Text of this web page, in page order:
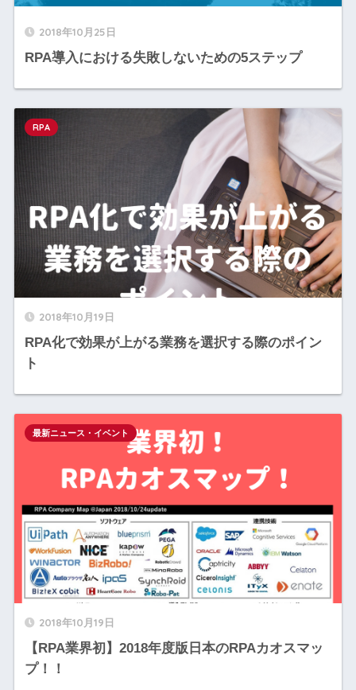
2018年10月25日
RPA導入における失敗しないための5ステップ
2018年10月19日
RPA化で効果が上がる業務を選択する際のポイン
ト
RPA
2018年10月19日
【RPA業界初】2018年度版日本のRPAカオスマッ
プ！！
最新ニュース・イベント